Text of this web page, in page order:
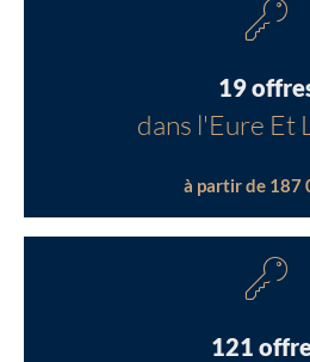
19
dans l'Eure Et
à partir de 187
121